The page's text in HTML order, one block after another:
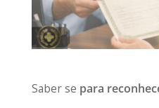
Saber se para